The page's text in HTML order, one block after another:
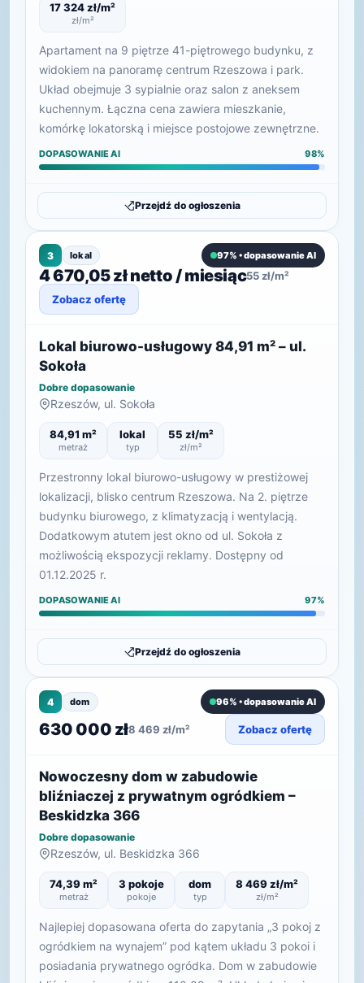
17 324 zł/m²
zł/m²
Apartament na 9 piętrze 41-piętrowego budynku, z
widokiem na panoramę centrum Rzeszowa i park.
Układ obejmuje 3 sypialnie oraz salon z aneksem
kuchennym. Łączna cena zawiera mieszkanie,
komórkę lokatorską i miejsce postojowe zewnętrzne.
DOPASOWANIE AI 98%
Przejdź do ogłoszenia
3 lokal 97% • dopasowanie AI
4 670,05 zł netto / miesiąc55 zł/m²
Zobacz ofertę
Lokal biurowo-usługowy 84,91 m² – ul.
Sokoła
Dobre dopasowanie
Rzeszów, ul. Sokoła
84,91 m²
metraż
lokal
typ
55 zł/m²
zł/m²
Przestronny lokal biurowo-usługowy w prestiżowej
lokalizacji, blisko centrum Rzeszowa. Na 2. piętrze
budynku biurowego, z klimatyzacją i wentylacją.
Dodatkowym atutem jest okno od ul. Sokoła z
możliwością ekspozycji reklamy. Dostępny od
01.12.2025 r.
DOPASOWANIE AI 97%
Przejdź do ogłoszenia
4 dom 96% • dopasowanie AI
630 000 zł8 469 zł/m² Zobacz ofertę
Nowoczesny dom w zabudowie
bliźniaczej z prywatnym ogródkiem –
Beskidzka 366
Dobre dopasowanie
Rzeszów, ul. Beskidzka 366
74,39 m²
metraż
3 pokoje
pokoje
dom
typ
8 469 zł/m²
zł/m²
Najlepiej dopasowana oferta do zapytania „3 pokoj z
ogródkiem na wynajem” pod kątem układu 3 pokoi i
posiadania prywatnego ogródka. Dom w zabudowie